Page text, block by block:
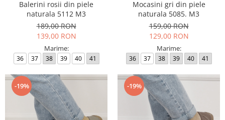
Balerini rosii din piele
naturala 5112 M3
189,00 RON
139,00 RON
Marime:
36 37 38 39 40 41
Mocasini gri din piele
naturala 5085. M3
159,00 RON
129,00 RON
Marime:
36 37 38 39 40 41
-19% -19%